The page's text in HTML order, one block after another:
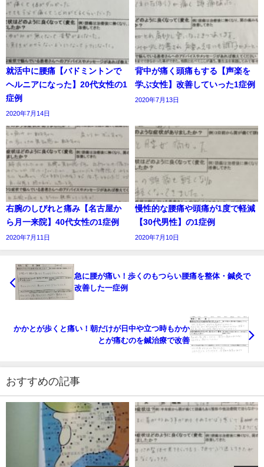
就活中に腰痛【バドミントンで
ヘルニアになった】20代女性の1
症例
2020年7月14日
背中が痛く頭痛もする【声楽を
学ぶ女性】改善していった1症例
2020年7月13日
右腕のしびれと痛み【名古屋か
ら月一来院】40代女性の1症例
2020年7月11日
慢性的な腰痛や頭痛が1度で軽減
【30代男性】の1症例
2020年7月10日
急に腰が痛い！歩くのもつらい腰痛を整体・鍼灸で
改善した一症例
かかとが歩くと痛い！朝だけが日中や立つ時もかか
とが痛むのを鍼治療で改善
おすすめの記事